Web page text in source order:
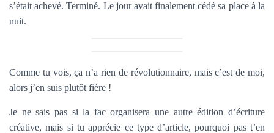
s’était achevé. Terminé. Le jour avait finalement cédé sa place à la
nuit.
Comme tu vois, ça n’a rien de révolutionnaire, mais c’est de moi,
alors j’en suis plutôt fière !
Je ne sais pas si la fac organisera une autre édition d’écriture
créative, mais si tu apprécie ce type d’article, pourquoi pas t’en